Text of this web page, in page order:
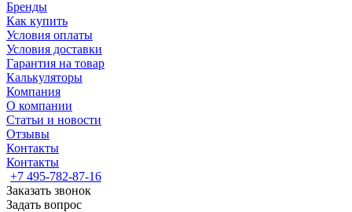
Бренды
Как купить
Условия оплаты
Условия доставки
Гарантия на товар
Калькуляторы
Компания
О компании
Статьи и новости
Отзывы
Контакты
Контакты
+7 495-782-87-16
Заказать звонок
Задать вопрос